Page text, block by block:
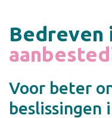
Bedreven
onderzoek
Voor beter
beslissingen